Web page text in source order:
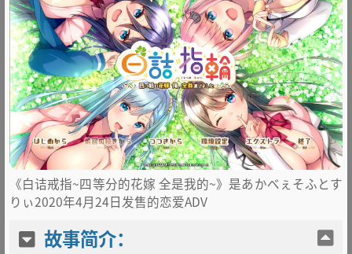
《白诘戒指~四等分的花嫁 全是我的~》是あかべぇそふとす
りぃ2020年4月24日发售的恋爱ADV
故事简介：